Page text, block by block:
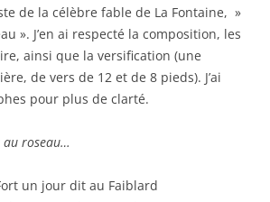
de la célèbre fable de La Fontaine, »
». J’en ai respecté la composition, les
ainsi que la versification (une
de vers de 12 et de 8 pieds). J’ai
pour plus de clarté.
au roseau…
un jour dit au Faiblard